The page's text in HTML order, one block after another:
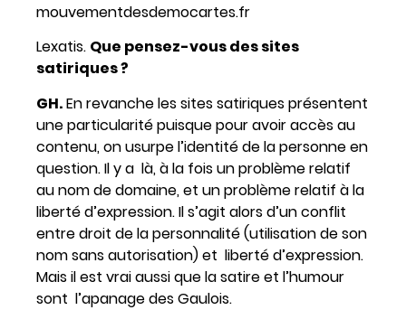
mouvementdesdemocartes.fr
Lexatis. Que pensez-vous des sites
satiriques ?
GH.En revanche les sites satiriques présentent
une particularité puisque pour avoir accès au
contenu, on usurpe l’identité de la personne en
question. Il y a là, à la fois un problème relatif
au nom de domaine, et un problème relatif à la
liberté d’expression. Il s’agit alors d’un conflit
entre droit de la personnalité (utilisation de son
nom sans autorisation) et liberté d’expression.
Mais il est vrai aussi que la satire et l’humour
sont l’apanage des Gaulois.